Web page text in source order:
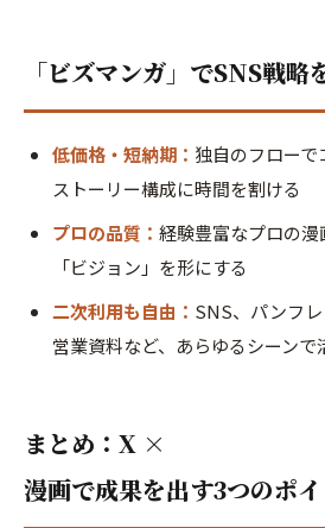
「ビズマンガ」でSNS戦略
低価格・短納期： 独自のフローで
ストーリー構成に時間を割ける
プロの品質： 経験豊富なプロの
「ビジョン」を形にする
二次利用も自由： SNS、パンフレ
営業資料など、あらゆるシーンで
まとめ：X ×
漫画で成果を出す3つのポ